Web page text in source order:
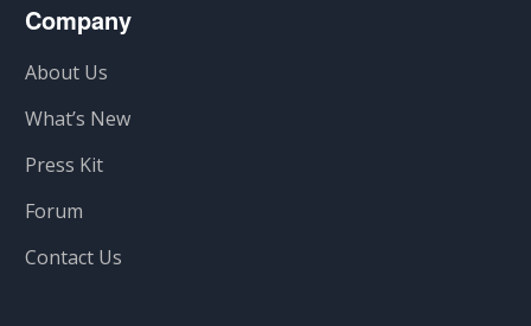
Company
About Us
What’s New
Press Kit
Forum
Contact Us